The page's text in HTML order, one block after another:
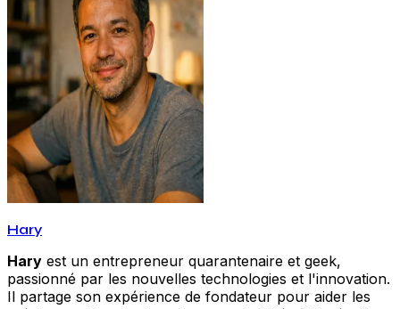
Hary
Hary est un entrepreneur quarantenaire et geek,
passionné par les nouvelles technologies et l'innovation.
Il partage son expérience de fondateur pour aider les